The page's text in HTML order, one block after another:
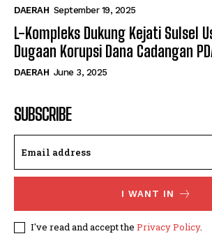
DAERAH September 19, 2025
L-Kompleks Dukung Kejati Sulsel
Dugaan Korupsi Dana Cadangan
DAERAH June 3, 2025
SUBSCRIBE
I WANT IN
I've read and accept the Privacy Policy.